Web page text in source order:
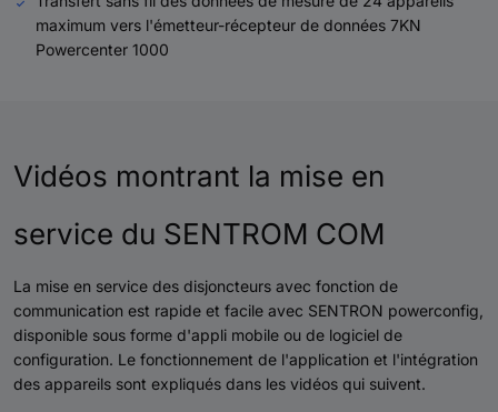
maximum vers l'émetteur-récepteur de données 7KN
Powercenter 1000
Vidéos montrant la mise en
service du SENTROM COM
La mise en service des disjoncteurs avec fonction de
communication est rapide et facile avec SENTRON powerconfig,
disponible sous forme d'appli mobile ou de logiciel de
configuration. Le fonctionnement de l'application et l'intégration
des appareils sont expliqués dans les vidéos qui suivent.